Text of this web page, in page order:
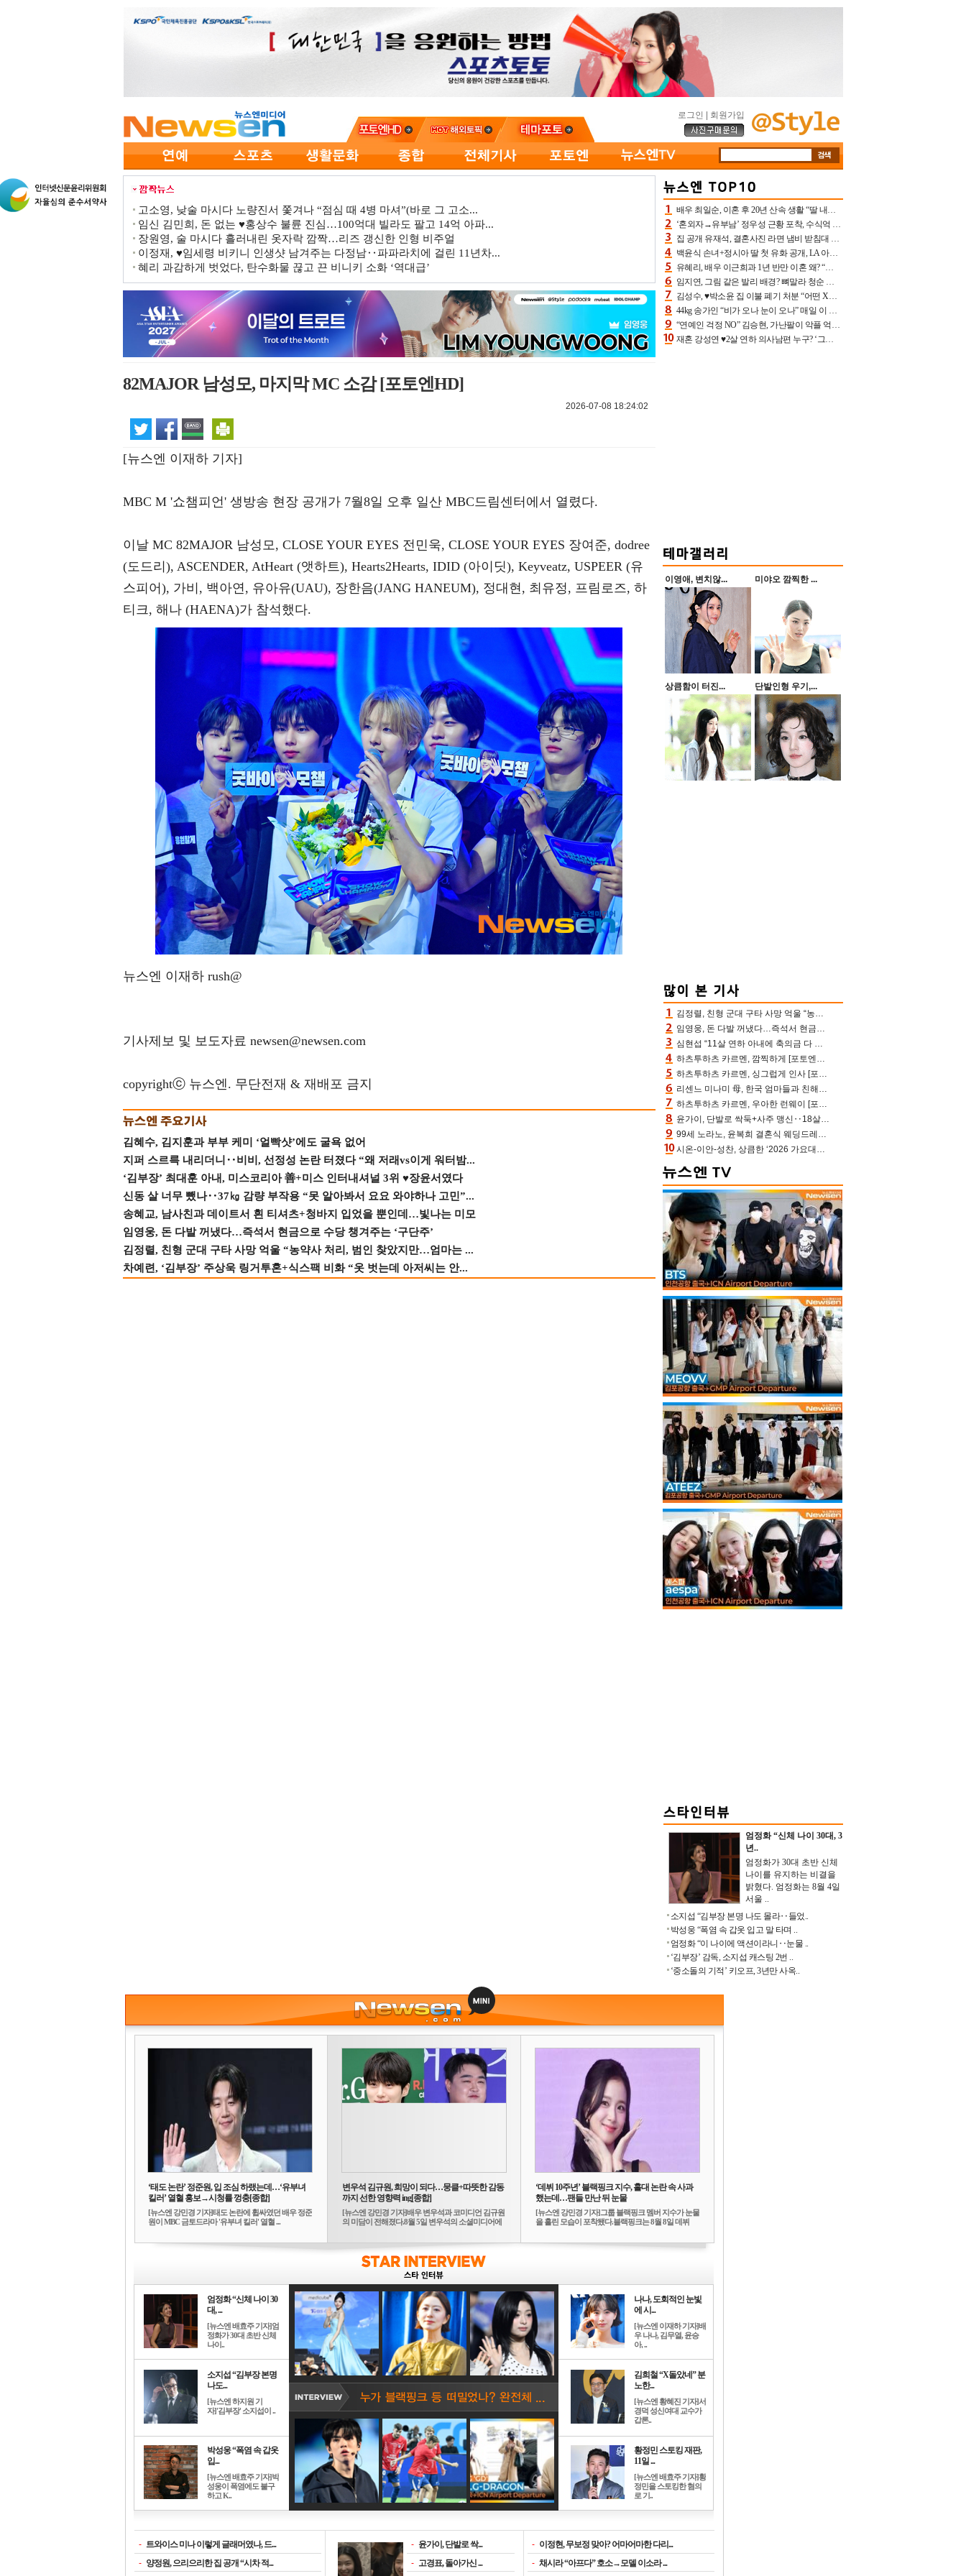
로그인 회원가입
고소영, 낮술 마시다 노량진서 쫓겨나 “점심 때 4병 마셔”(바로 그 고소...
임신 김민희, 돈 없는 ♥홍상수 불륜 진심…100억대 빌라도 팔고 14억 아파...
장원영, 술 마시다 흘러내린 옷자락 깜짝…리즈 갱신한 인형 비주얼
이정재, ♥임세령 비키니 인생샷 남겨주는 다정남‥파파라치에 걸린 11년차...
혜리 과감하게 벗었다, 탄수화물 끊고 끈 비니키 소화 ‘역대급’
82MAJOR 남성모, 마지막 MC 소감 [포토엔HD]
2026-07-08 18:24:02
[뉴스엔 이재하 기자]
MBC M '쇼챔피언' 생방송 현장 공개가 7월8일 오후 일산 MBC드림센터에서 열렸다.
이날 MC 82MAJOR 남성모, CLOSE YOUR EYES 전민욱, CLOSE YOUR EYES 장여준, dodree
(도드리), ASCENDER, AtHeart (앳하트), Hearts2Hearts, IDID (아이딧), Keyveatz, USPEER (유
스피어), 가비, 백아연, 유아유(UAU), 장한음(JANG HANEUM), 정대현, 최유정, 프림로즈, 하
티크, 해나 (HAENA)가 참석했다.
뉴스엔 이재하 rush@
기사제보 및 보도자료 newsen@newsen.com
copyrightⓒ 뉴스엔. 무단전재 & 재배포 금지
김혜수, 김지훈과 부부 케미 ‘얼빡샷’에도 굴욕 없어
지퍼 스르륵 내리더니‥비비, 선정성 논란 터졌다 “왜 저래vs이게 워터밤...
‘김부장’ 최대훈 아내, 미스코리아 善+미스 인터내셔널 3위 ♥장윤서였다
신동 살 너무 뺐나‥37㎏ 감량 부작용 “못 알아봐서 요요 와야하나 고민”...
송혜교, 남사친과 데이트서 흰 티셔츠+청바지 입었을 뿐인데…빛나는 미모
임영웅, 돈 다발 꺼냈다…즉석서 현금으로 수당 챙겨주는 ‘구단주’
김정렬, 친형 군대 구타 사망 억울 “농약사 처리, 범인 찾았지만…엄마는 ...
차예련, ‘김부장’ 주상욱 링거투혼+식스팩 비화 “옷 벗는데 아저씨는 안...
배우 최일순, 이혼 후 20년 산속 생활 “딸 내가 버렸다고 원망‥맘 아파”(특종)[어제TV]
‘혼외자→유부남’ 정우성 근황 포착, 수식억 해킹 피해 후배 만났다 “존경하는”
집 공개 유재석, 결혼사진 라면 냄비 받침대 되고 분노‥가족사진도 피해(놀뭐)[어제TV]
백윤식 손녀+정시아 딸 첫 유화 공개, LA 아트쇼→서울국제조각페스타 작가다운 수준급 실력
유혜리, 배우 이근희과 1년 반만 이혼 왜? “식칼 꽂고 의자 던져” 충격 폭로(특종)[어제TV]
임지연, 그림 같은 발리 배경? 뼈말라 청순 비키니 핏에 상대 안 되네
김성수, ♥박소윤 집 이불 폐기 처분 “어떤 X이랑 썼을지 몰라” 질투(신랑수업2)[어제TV]
44kg 송가인 “비가 오나 눈이 오나” 매일 이 운동, 허벅지 근육량 상승+체지방 감소
“연예인 걱정 NO” 김승현, 가난팔이 악플 억울할만‥아내+딸과 日 여행
재혼 강성연 ♥2살 연하 의사남편 누구? ‘그알’ 자문의에 훈남 비주얼 초엘리트 스펙 [종합]
이영애, 변치않... 미야오 깜찍한 ...
상큼함이 터진... 단발인형 우기,...
김정렬, 친형 군대 구타 사망 억울 “농약사 처리, 범인 찾았지만…엄마는 이미 치매”(데이앤나잇)
임영웅, 돈 다발 꺼냈다…즉석서 현금으로 수당 챙겨주는 ‘구단주’
심현섭 “11살 연하 아내에 축의금 다 뺏겨, 집도 아내 명의” (동치미)[결정적장면]
하츠투하츠 카르멘, 깜찍하게 [포토엔HD]
하츠투하츠 카르멘, 싱그럽게 인사 [포토엔HD]
리센느 미나미 母, 한국 엄마들과 친해진 비결=BTS “최애 정국 얘기로 통해”(전참시)
하츠투하츠 카르멘, 우아한 런웨이 [포토엔HD]
윤가이, 단발로 싹둑+사주 맹신‥18살 연상 ♥장기하 반한 엉뚱·열정 매력(전참시)
99세 노라노, 윤복희 결혼식 웨딩드레스 제작자였다…극찬 세례
시온-이안-성찬, 상큼한 ‘2026 가요대전 썸머’ MC [포토엔HD]
엄정화 “신체 나이 30대, 3
년..
엄정화가 30대 초반 신체
나이를 유지하는 비결을
밝혔다. 엄정화는 8월 4일
서울 ..
소지섭 “김부장 본명 나도 몰라‥들었..
박성웅 “폭염 속 갑옷 입고 말 타며 ..
엄정화 “이 나이에 액션이라니‥눈물 ..
‘김부장’ 감독, 소지섭 캐스팅 2번 ..
‘중소돌의 기적’ 키오프, 3년만 사옥..
‘태도 논란’ 정준원, 입 조심 하랬는데…‘유부녀
킬러’ 열혈 홍보→시청률 껑충[종합]
[뉴스엔 강민경 기자]태도 논란에 휩싸였던 배우 정준
원이 MBC 금토드라마 '유부녀 킬러' 열혈 ...
변우석 김규원, 희망이 되다…뭉클+따뜻한 감동
까지 선한 영향력 ing[종합]
[뉴스엔 강민경 기자]배우 변우석과 코미디언 김규원
의 미담이 전해졌다.8월 5일 변우석의 소셜미디어에
‘데뷔 10주년’ 블랙핑크 지수, 홀대 논란 속 사과
했는데…팬들 만난 뒤 눈물
[뉴스엔 강민경 기자]그룹 블랙핑크 멤버 지수가 눈물
을 흘린 모습이 포착됐다.블랙핑크는 8월 8일 데뷔
엄정화 “신체 나이 30
대, ...
[뉴스엔 배효주 기자]엄
정화가 30대 초반 신체
나이..
소지섭 “김부장 본명
나도...
[뉴스엔 하지원 기
자]'김부장' 소지섭이 ..
박성웅 “폭염 속 갑옷
입...
[뉴스엔 배효주 기자]박
성웅이 폭염에도 불구
하고 K..
나나, 도회적인 눈빛
에 시...
[뉴스엔 이재하 기자]배
우 나나, 김무열, 윤승
아, ..
김희철 “X돌았네” 분
노한...
[뉴스엔 황혜진 기자]서
경덕 성신여대 교수가
갑론..
황정민 스토킹 재판,
11일 ...
[뉴스엔 배효주 기자]황
정민을 스토킹한 혐의
로 기..
- 트와이스 미나 이렇게 글래머였나, 드...
- 양정원, 으리으리한 집 공개 “시차 적...
- 윤가이, 단발로 싹...
- 고경표, 돌아가신 ...
- 이정현, 무보정 맞아? 어마어마한 다리...
- 채시라 “아프다” 호소→모델 이소라 ...